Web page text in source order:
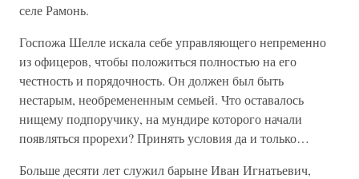
селе Рамонь.
Госпожа Шелле искала себе управляющего непременно
из офицеров, чтобы положиться полностью на его
честность и порядочность. Он должен был быть
нестарым, необремененным семьей. Что оставалось
нищему подпоручику, на мундире которого начали
появляться прорехи? Принять условия да и только…
Больше десяти лет служил барыне Иван Игнатьевич,